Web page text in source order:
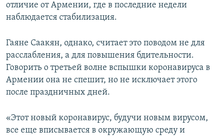
отличие от Армении, где в последние недели
наблюдается стабилизация.
Гаяне Саакян, однако, считает это поводом не для
расслабления, а для повышения бдительности.
Говорить о третьей волне вспышки коронавируса в
Армении она не спешит, но не исключает этого
после праздничных дней.
«Этот новый коронавирус, будучи новым вирусом,
все еще вписывается в окружающую среду и